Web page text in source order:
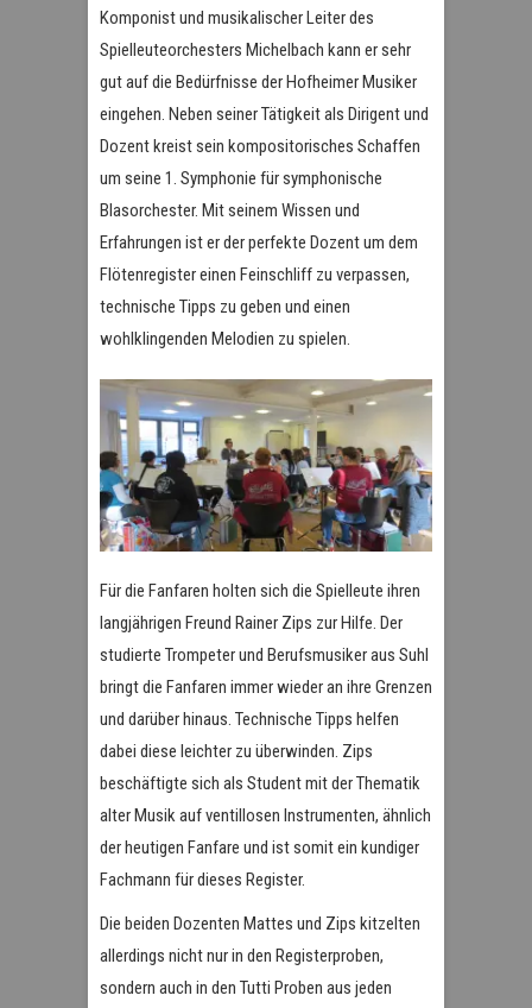
Komponist und musikalischer Leiter des
Spielleuteorchesters Michelbach kann er sehr
gut auf die Bedürfnisse der Hofheimer Musiker
eingehen. Neben seiner Tätigkeit als Dirigent und
Dozent kreist sein kompositorisches Schaffen
um seine 1. Symphonie für symphonische
Blasorchester. Mit seinem Wissen und
Erfahrungen ist er der perfekte Dozent um dem
Flötenregister einen Feinschliff zu verpassen,
technische Tipps zu geben und einen
wohlklingenden Melodien zu spielen.
Für die Fanfaren holten sich die Spielleute ihren
langjährigen Freund Rainer Zips zur Hilfe. Der
studierte Trompeter und Berufsmusiker aus Suhl
bringt die Fanfaren immer wieder an ihre Grenzen
und darüber hinaus. Technische Tipps helfen
dabei diese leichter zu überwinden. Zips
beschäftigte sich als Student mit der Thematik
alter Musik auf ventillosen Instrumenten, ähnlich
der heutigen Fanfare und ist somit ein kundiger
Fachmann für dieses Register.
Die beiden Dozenten Mattes und Zips kitzelten
allerdings nicht nur in den Registerproben,
sondern auch in den Tutti Proben aus jeden